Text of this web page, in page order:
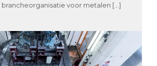
brancheorganisatie voor metalen […]